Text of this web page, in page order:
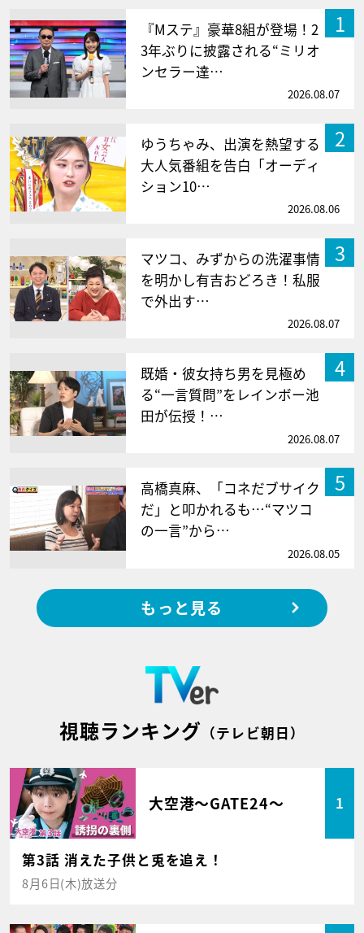
1
『Mステ』豪華8組が登場！2
3年ぶりに披露される“ミリオ
ンセラー達…
2026.08.07
2
ゆうちゃみ、出演を熱望する
大人気番組を告白「オーディ
ション10…
2026.08.06
3
マツコ、みずからの洗濯事情
を明かし有吉おどろき！私服
で外出す…
2026.08.07
4
既婚・彼女持ち男を見極め
る“一言質問”をレインボー池
田が伝授！…
2026.08.07
5
高橋真麻、「コネだブサイク
だ」と叩かれるも…“マツコ
の一言”から…
2026.08.05
もっと見る
視聴ランキング （テレビ朝日）
大空港～GATE24～ 1
第3話 消えた子供と兎を追え！
8月6日(木)放送分